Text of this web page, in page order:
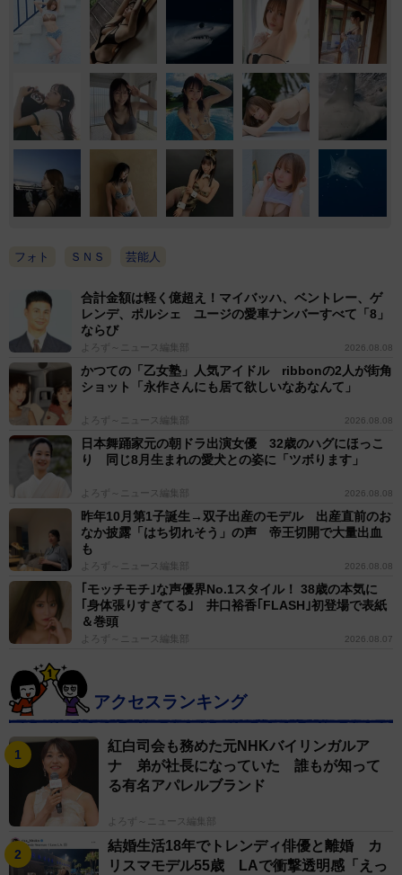
フォト ＳＮＳ 芸能人
合計金額は軽く億超え！マイバッハ、ベントレー、ゲ
レンデ、ポルシェ ユージの愛車ナンバーすべて「8」
ならび
よろず～ニュース編集部 2026.08.08
かつての「乙女塾」人気アイドル ribbonの2人が街角
ショット「永作さんにも居て欲しいなあなんて」
よろず～ニュース編集部 2026.08.08
日本舞踊家元の朝ドラ出演女優 32歳のハグにほっこ
り 同じ8月生まれの愛犬との姿に「ツボります」
よろず～ニュース編集部 2026.08.08
昨年10月第1子誕生→双子出産のモデル 出産直前のお
なか披露「はち切れそう」の声 帝王切開で大量出血
も
よろず～ニュース編集部 2026.08.08
｢モッチモチ｣な声優界No.1スタイル！ 38歳の本気に
｢身体張りすぎてる｣ 井口裕香｢FLASH｣初登場で表紙
＆巻頭
よろず～ニュース編集部 2026.08.07
アクセスランキング
紅白司会も務めた元NHKバイリンガルア
ナ 弟が社長になっていた 誰もが知って
る有名アパレルブランド
よろず～ニュース編集部
結婚生活18年でトレンディ俳優と離婚 カ
リスマモデル55歳 LAで衝撃透明感「えっ